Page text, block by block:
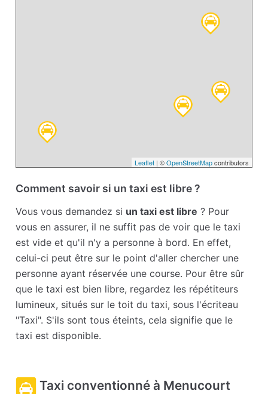
Leaflet| ©OpenStreetMapcontributors
Comment savoir si un taxi est libre ?
Vous vous demandez si un taxi est libre ? Pour
vous en assurer, il ne suffit pas de voir que le taxi
est vide et qu'il n'y a personne à bord. En effet,
celui-ci peut être sur le point d'aller chercher une
personne ayant réservée une course. Pour être sûr
que le taxi est bien libre, regardez les répétiteurs
lumineux, situés sur le toit du taxi, sous l'écriteau
"Taxi". S'ils sont tous éteints, cela signifie que le
taxi est disponible.
Taxi conventionné à Menucourt